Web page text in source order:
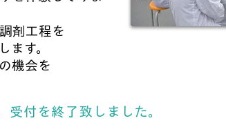
剤工程を
ます。
機会を
受付を終了致しました。